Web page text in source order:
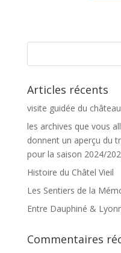
Articles récents
visite guidée du château
les archives que vous
donnent un aperçu du
pour la saison 2024/
Histoire du Châtel Vieil
Les Sentiers de la
Entre Dauphiné &
Commentaires